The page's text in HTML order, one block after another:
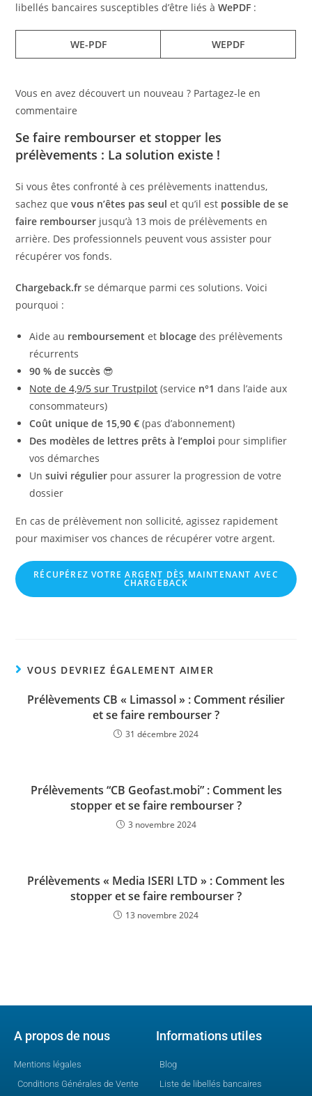
libellés bancaires susceptibles d’être liés àWePDF :
WE-PDF WEPDF
Vous en avez découvert un nouveau ? Partagez-le en
commentaire
Se faire rembourser et stopper les
prélèvements : La solution existe !
Si vous êtes confronté à ces prélèvements inattendus,
sachez quevous n’êtes pas seul et qu’il est possible de se
faire rembourser jusqu’à 13 mois de prélèvements en
arrière. Des professionnels peuvent vous assister pour
récupérer vos fonds.
Chargeback.fr se démarque parmi ces solutions. Voici
pourquoi :
Aide au remboursement et blocage des prélèvements
récurrents
90 % de succès 😎
Note de 4,9/5 sur Trustpilot (service n°1 dans l’aide aux
consommateurs)
Coût unique de 15,90 € (pas d’abonnement)
Des modèles de lettres prêts à l’emploi pour simplifier
vos démarches
Unsuivi régulier pour assurer la progression de votre
dossier
En cas de prélèvement non sollicité, agissez rapidement
pour maximiser vos chances de récupérer votre argent.
RÉCUPÉREZ VOTRE ARGENT DÈS MAINTENANT AVEC
CHARGEBACK
VOUS DEVRIEZ ÉGALEMENT AIMER
Prélèvements CB « Limassol » : Comment résilier
et se faire rembourser ?
31 décembre 2024
Prélèvements “CB Geofast.mobi” : Comment les
stopper et se faire rembourser ?
3 novembre 2024
Prélèvements « Media ISERI LTD » : Comment les
stopper et se faire rembourser ?
13 novembre 2024
A propos de nous
Mentions légales
Conditions Générales de Vente
Informations utiles
Blog
Liste de libellés bancaires